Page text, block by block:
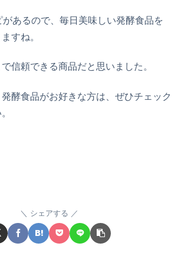
あるので、毎日美味しい発酵食品を
すね。
信頼できる商品だと思いました。
酵食品がお好きな方は、ぜひチェック
シェアする